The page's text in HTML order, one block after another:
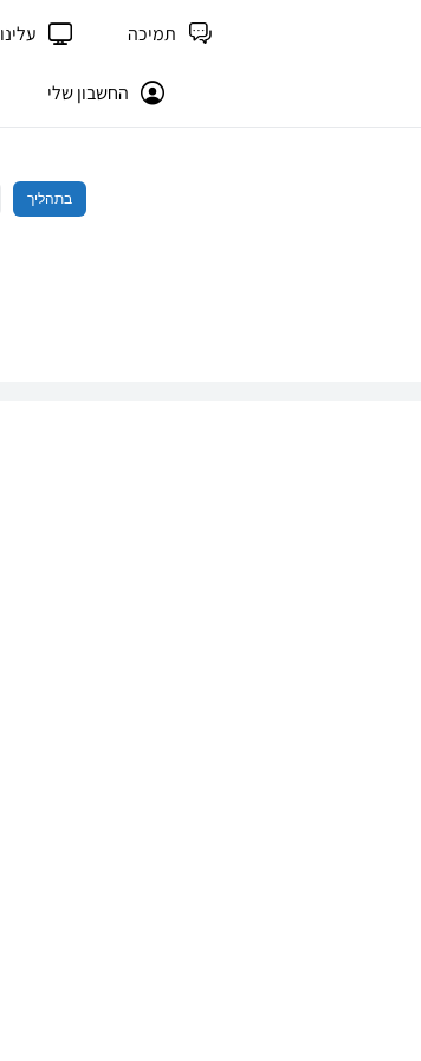
תמיכה עלינו
החשבון שלי
בתהליך